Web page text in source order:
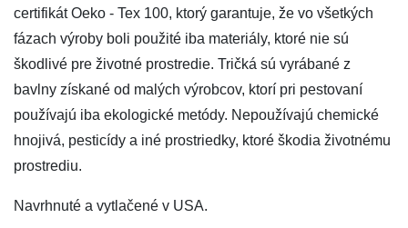
certifikát Oeko - Tex 100, ktorý garantuje, že vo všetkých
fázach výroby boli použité iba materiály, ktoré nie sú
škodlivé pre životné prostredie. Tričká sú vyrábané z
bavlny získané od malých výrobcov, ktorí pri pestovaní
používajú iba ekologické metódy. Nepoužívajú chemické
hnojivá, pesticídy a iné prostriedky, ktoré škodia životnému
prostrediu.
Navrhnuté a vytlačené v USA.